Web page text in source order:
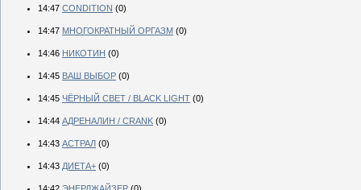
14:47 CONDITION (0)
14:47 МНОГОКРАТНЫЙ ОРГАЗМ (0)
14:46 НИКОТИН (0)
14:45 ВАШ ВЫБОР (0)
14:45 ЧЁРНЫЙ СВЕТ / BLACK LIGHT (0)
14:44 АДРЕНАЛИН / CRANK (0)
14:43 АСТРАЛ (0)
14:43 ДИЕТА+ (0)